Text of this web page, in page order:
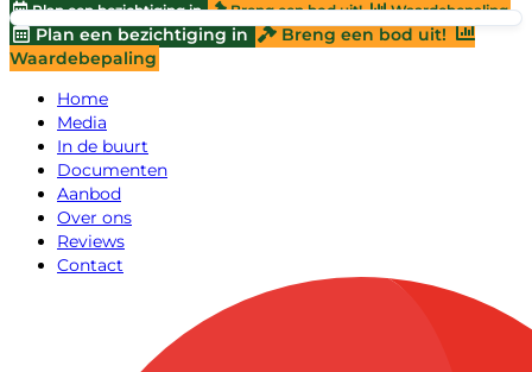
Plan een bezichtiging in Breng een bod uit! Waardebepaling
Plan een bezichtiging in
Breng een bod uit!
Waardebepaling
Home
Media
In de buurt
Documenten
Aanbod
Over ons
Reviews
Contact